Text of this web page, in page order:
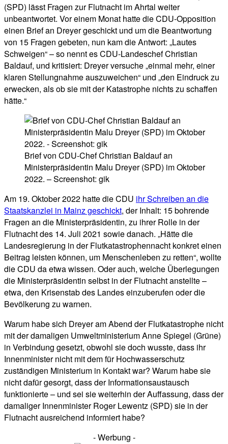
(SPD) lässt Fragen zur Flutnacht im Ahrtal weiter
unbeantwortet. Vor einem Monat hatte die CDU-Opposition
einen Brief an Dreyer geschickt und um die Beantwortung
von 15 Fragen gebeten, nun kam die Antwort: „Lautes
Schweigen“ – so nennt es CDU-Landeschef Christian
Baldauf, und kritisiert: Dreyer versuche „einmal mehr, einer
klaren Stellungnahme auszuweichen“ und „den Eindruck zu
erwecken, als ob sie mit der Katastrophe nichts zu schaffen
hätte.“
Brief von CDU-Chef Christian Baldauf an
Ministerpräsidentin Malu Dreyer (SPD) im Oktober
2022. – Screenshot: gik
Am 19. Oktober 2022 hatte die CDU ihr Schreiben an die
Staatskanzlei in Mainz geschickt, der Inhalt: 15 bohrende
Fragen an die Ministerpräsidentin, zu ihrer Rolle in der
Flutnacht des 14. Juli 2021 sowie danach. „Hätte die
Landesregierung in der Flutkatastrophennacht konkret einen
Beitrag leisten können, um Menschenleben zu retten“, wollte
die CDU da etwa wissen. Oder auch, welche Überlegungen
die Ministerpräsidentin selbst in der Flutnacht anstellte –
etwa, den Krisenstab des Landes einzuberufen oder die
Bevölkerung zu warnen.
Warum habe sich Dreyer am Abend der Flutkatastrophe nicht
mit der damaligen Umweltministerium Anne Spiegel (Grüne)
in Verbindung gesetzt, obwohl sie doch wusste, dass ihr
Innenminister nicht mit dem für Hochwasserschutz
zuständigen Ministerium in Kontakt war? Warum habe sie
nicht dafür gesorgt, dass der Informationsaustausch
funktionierte – und sei sie weiterhin der Auffassung, dass der
damaliger Innenminister Roger Lewentz (SPD) sie in der
Flutnacht ausreichend informiert habe?
- Werbung -